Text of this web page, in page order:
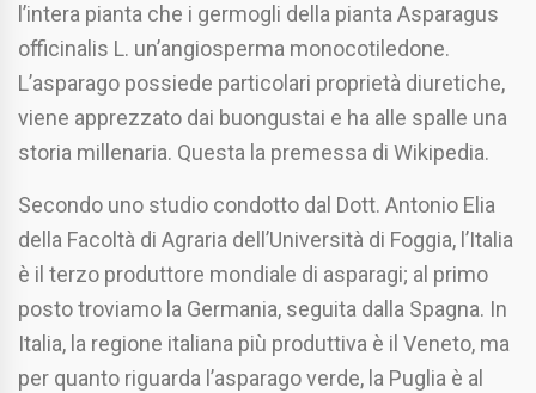
l’intera pianta che i germogli della pianta Asparagus
officinalis L. un’angiosperma monocotiledone.
L’asparago possiede particolari proprietà diuretiche,
viene apprezzato dai buongustai e ha alle spalle una
storia millenaria. Questa la premessa di Wikipedia.
Secondo uno studio condotto dal Dott. Antonio Elia
della Facoltà di Agraria dell’Università di Foggia, l’Italia
è il terzo produttore mondiale di asparagi; al primo
posto troviamo la Germania, seguita dalla Spagna. In
Italia, la regione italiana più produttiva è il Veneto, ma
per quanto riguarda l’asparago verde, la Puglia è al